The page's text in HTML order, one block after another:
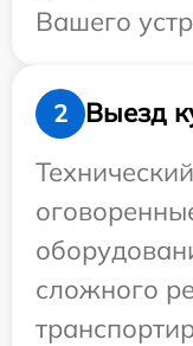
Вашего
2
Выезд
сложного